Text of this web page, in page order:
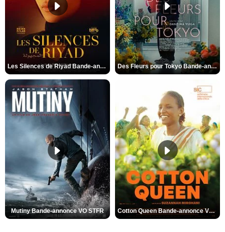
Les Silences de Riyad Bande-annonce VO STFR Des Fleurs pour Tokyo Bande-annonce VO STFR
Mutiny Bande-annonce VO STFR Cotton Queen Bande-annonce VO STFR